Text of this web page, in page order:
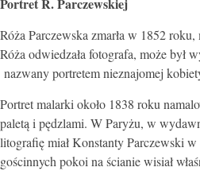
Róża Parczewska zmarła w 1852
Róża odwiedzała fotografa, może był
nazwany portretem nieznajomej
Portret malarki około 1838 roku
paletą i pędzlami. W Paryżu, w
litografię miał Konstanty Parczewski
gościnnych pokoi na ścianie wisiał